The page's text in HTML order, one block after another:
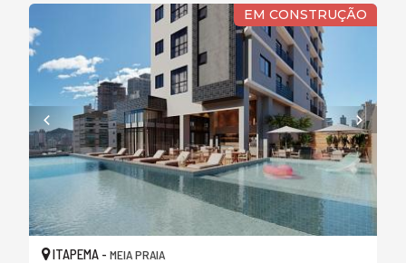
EM CONSTRUÇÃO
ITAPEMA - MEIA PRAIA